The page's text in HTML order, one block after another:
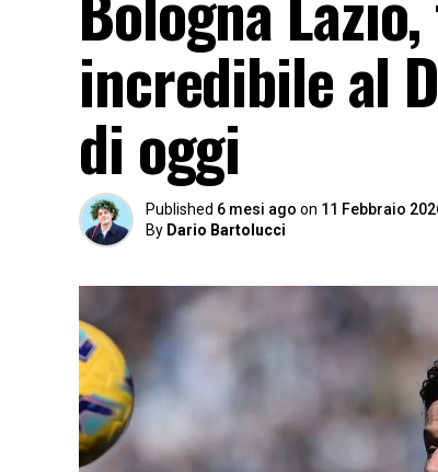
incredibile al
di oggi
Published 6 mesi ago on 11 Febbraio
By Dario Bartolucci